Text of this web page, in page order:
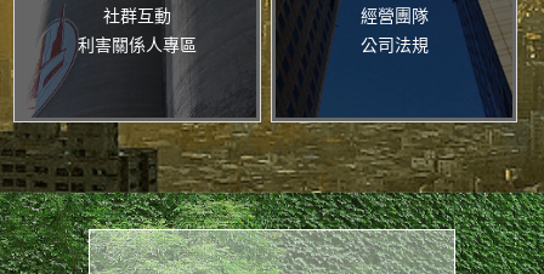
社群互動
利害關係人專區
經營團隊
公司法規